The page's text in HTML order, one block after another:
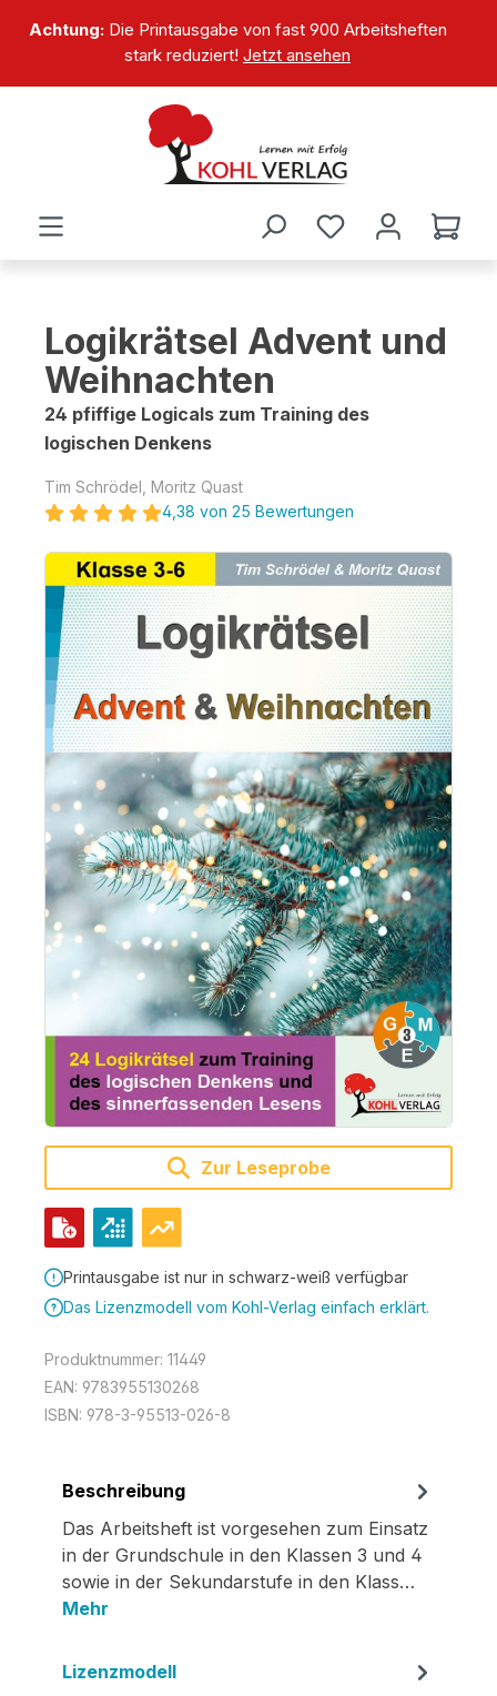
springen
Achtung:Die Printausgabe von fast 900 Arbeitsheften
stark reduziert! Jetzt ansehen
Logikrätsel Advent und
Weihnachten
24 pfiffige Logicals zum Training des
logischen Denkens
Tim Schrödel, Moritz Quast
4,38 von 25 Bewertungen
Bildergalerie überspringen
Zur Leseprobe
Printausgabe ist nur in schwarz-weiß verfügbar
Das Lizenzmodell vom Kohl-Verlag einfach erklärt.
Produktnummer: 11449
EAN: 9783955130268
ISBN: 978-3-95513-026-8
Beschreibung
Das Arbeitsheft ist vorgesehen zum Einsatz
in der Grundschule in den Klassen 3 und 4
sowie in der Sekundarstufe in den Klass…
Mehr
Lizenzmodell